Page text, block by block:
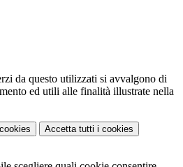
da questo utilizzati si avvalgono di
ed utili alle finalità illustrate nella
Accetta tutti i cookies